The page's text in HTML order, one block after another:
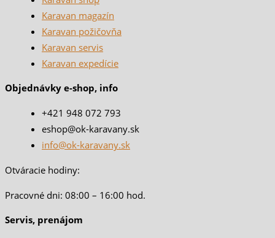
Karavan magazín
Karavan požičovňa
Karavan servis
Karavan expedície
Objednávky e-shop, info
+421 948 072 793
eshop@ok-karavany.sk
info@ok-karavany.sk
Otváracie hodiny:
Pracovné dni: 08:00 – 16:00 hod.
Servis, prenájom